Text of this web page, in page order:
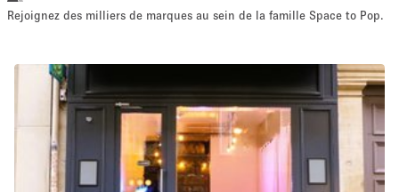
Vente au
détail
Showroom Événement Art Alimentation
Séance de
photo
Conférence Réunion Bureaux
Rejoignez des milliers de marques au sein de la famille Space to Pop.